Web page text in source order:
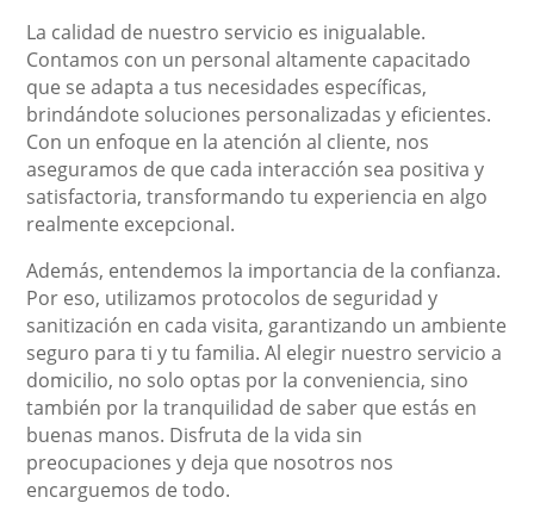
La calidad de nuestro servicio es inigualable.
Contamos con un personal altamente capacitado
que se adapta a tus necesidades específicas,
brindándote soluciones personalizadas y eficientes.
Con un enfoque en la atención al cliente, nos
aseguramos de que cada interacción sea positiva y
satisfactoria, transformando tu experiencia en algo
realmente excepcional.
Además, entendemos la importancia de la confianza.
Por eso, utilizamos protocolos de seguridad y
sanitización en cada visita, garantizando un ambiente
seguro para ti y tu familia. Al elegir nuestro servicio a
domicilio, no solo optas por la conveniencia, sino
también por la tranquilidad de saber que estás en
buenas manos. Disfruta de la vida sin
preocupaciones y deja que nosotros nos
encarguemos de todo.